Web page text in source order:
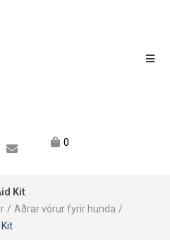
0
Kit
/ Aðrar vörur fyrir hunda /